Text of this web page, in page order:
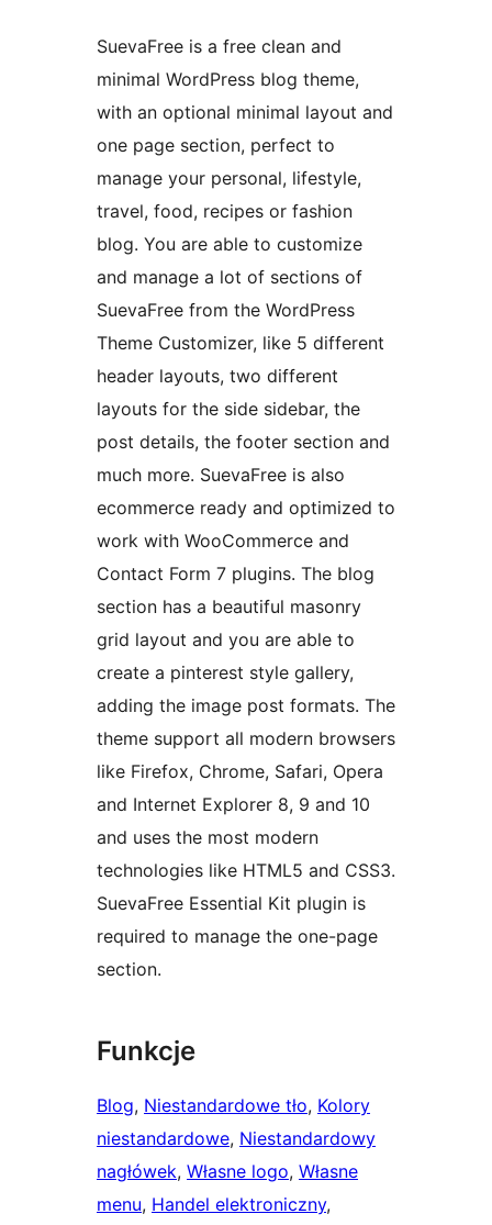
SuevaFree is a free clean and
minimal WordPress blog theme,
with an optional minimal layout and
one page section, perfect to
manage your personal, lifestyle,
travel, food, recipes or fashion
blog. You are able to customize
and manage a lot of sections of
SuevaFree from the WordPress
Theme Customizer, like 5 different
header layouts, two different
layouts for the side sidebar, the
post details, the footer section and
much more. SuevaFree is also
ecommerce ready and optimized to
work with WooCommerce and
Contact Form 7 plugins. The blog
section has a beautiful masonry
grid layout and you are able to
create a pinterest style gallery,
adding the image post formats. The
theme support all modern browsers
like Firefox, Chrome, Safari, Opera
and Internet Explorer 8, 9 and 10
and uses the most modern
technologies like HTML5 and CSS3.
SuevaFree Essential Kit plugin is
required to manage the one-page
section.
Funkcje
Blog, Niestandardowe tło, Kolory
niestandardowe, Niestandardowy
nagłówek, Własne logo, Własne
menu, Handel elektroniczny